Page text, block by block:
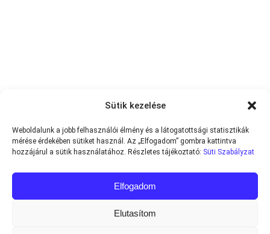
Sütik kezelése
Weboldalunk a jobb felhasználói élmény és a látogatottsági statisztikák
mérése érdekében sütiket használ. Az „Elfogadom” gombra kattintva
hozzájárul a sütik használatához. Részletes tájékoztató: Süti Szabályzat
Elfogadom
Elutasítom